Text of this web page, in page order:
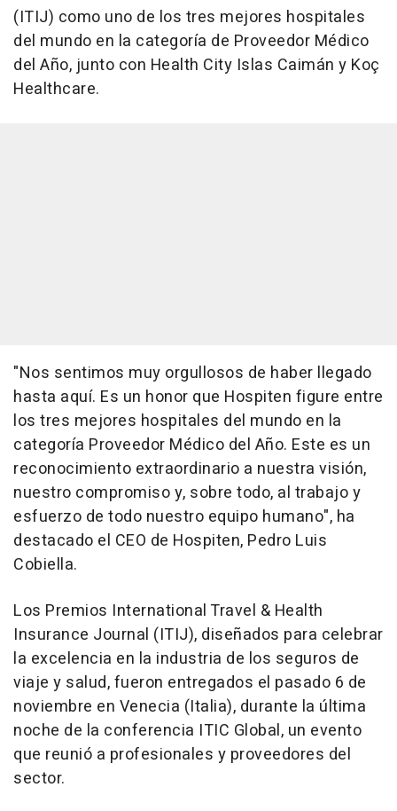
(ITIJ) como uno de los tres mejores hospitales
del mundo en la categoría de Proveedor Médico
del Año, junto con Health City Islas Caimán y Koç
Healthcare.
"Nos sentimos muy orgullosos de haber llegado
hasta aquí. Es un honor que Hospiten figure entre
los tres mejores hospitales del mundo en la
categoría Proveedor Médico del Año. Este es un
reconocimiento extraordinario a nuestra visión,
nuestro compromiso y, sobre todo, al trabajo y
esfuerzo de todo nuestro equipo humano", ha
destacado el CEO de Hospiten, Pedro Luis
Cobiella.
Los Premios International Travel & Health
Insurance Journal (ITIJ), diseñados para celebrar
la excelencia en la industria de los seguros de
viaje y salud, fueron entregados el pasado 6 de
noviembre en Venecia (Italia), durante la última
noche de la conferencia ITIC Global, un evento
que reunió a profesionales y proveedores del
sector.